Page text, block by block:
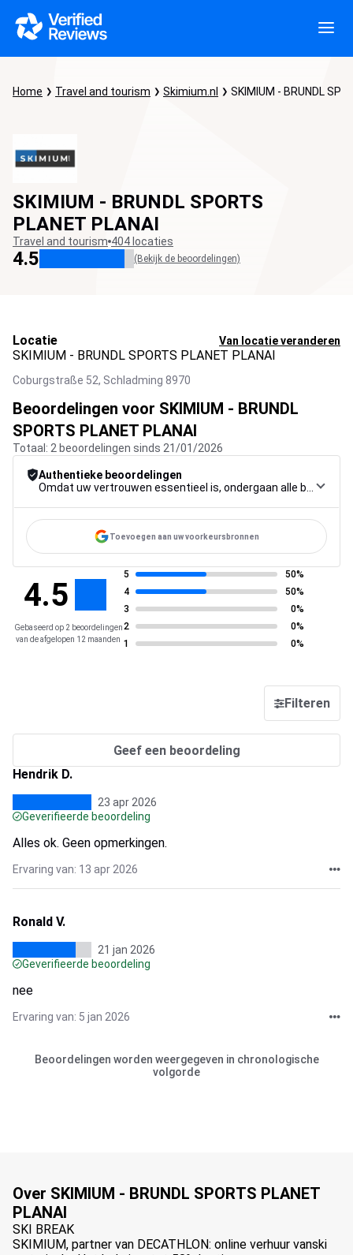
Home Travel and tourism Skimium.nl SKIMIUM - BRUNDL
SKIMIUM - BRUNDL SPORTS
PLANET PLANAI
Travel and tourism 404 locaties
4.5 (Bekijk de beoordelingen)
Locatie Van locatie veranderen
SKIMIUM - BRUNDL SPORTS PLANET PLANAI
Coburgstraße 52, Schladming 8970
Beoordelingen voor SKIMIUM - BRUNDL
SPORTS PLANET PLANAI
Totaal: 2 beoordelingen sinds 21/01/2026
Authentieke beoordelingen
Toevoegen aan uw voorkeursbronnen
4.5
Gebaseerd op 2 beoordelingen
van de afgelopen 12 maanden
5
50%
4
50%
3
0%
2
0%
1
0%
Filteren
Geef een beoordeling
Hendrik D.
23 apr 2026
Geverifieerde beoordeling
Alles ok. Geen opmerkingen.
Ervaring van: 13 apr 2026
Ronald V.
21 jan 2026
Geverifieerde beoordeling
nee
Ervaring van: 5 jan 2026
Beoordelingen worden weergegeven in chronologische
volgorde
Over SKIMIUM - BRUNDL SPORTS PLANET
PLANAI
SKI BREAK
SKIMIUM, partner van DECATHLON: online verhuur vanski